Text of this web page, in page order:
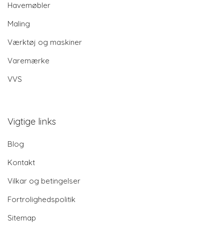
Havemøbler
Maling
Værktøj og maskiner
Varemærke
VVS
Vigtige links
Blog
Kontakt
Vilkar og betingelser
Fortrolighedspolitik
Sitemap